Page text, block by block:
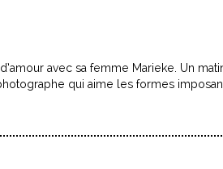
avec sa femme Marieke. Un
qui aime les formes